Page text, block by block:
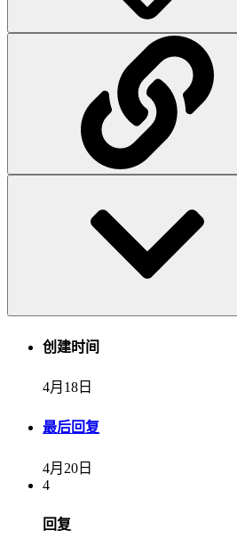
创建时间
4月18日
最后回复
4月20日
4
回复